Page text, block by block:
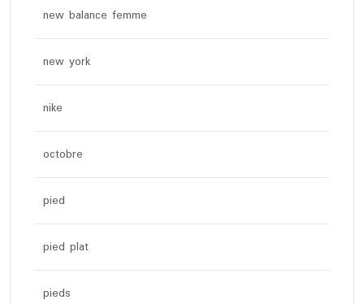
new balance femme
new york
nike
octobre
pied
pied plat
pieds